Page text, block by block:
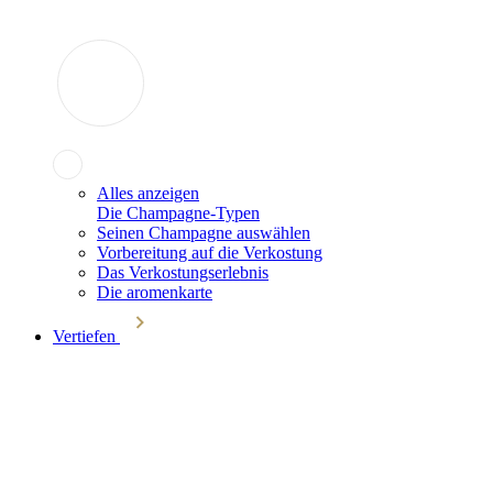
Alles anzeigen
Die Champagne-Typen
Seinen Champagne auswählen
Vorbereitung auf die Verkostung
Das Verkostungserlebnis
Die aromenkarte
Vertiefen